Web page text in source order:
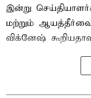
இன்று
மற்றும்
விக்னேஷ்